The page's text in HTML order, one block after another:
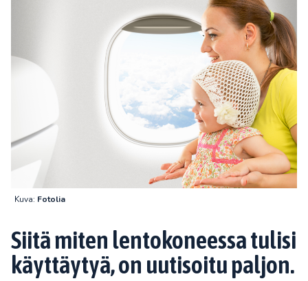
Kuva: Fotolia
Siitä miten lentokoneessa tulisi
käyttäytyä, on uutisoitu paljon.